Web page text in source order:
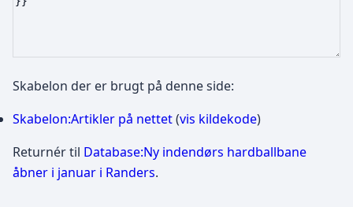
Skabelon der er brugt på denne side:
Skabelon:Artikler på nettet(vis kildekode)
Returnér til Database:Ny indendørs hardballbane
åbner i januar i Randers.